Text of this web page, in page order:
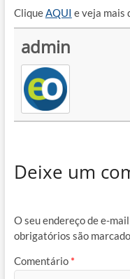
CliqueAQUI e veja mais
admin
Deixe um
O seu endereço de e-
obrigatórios são
Comentário *